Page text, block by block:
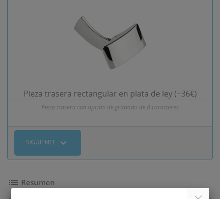
Pieza trasera rectangular en plata de ley (+36€)
Pieza trasera con opción de grabado de 8 caracteres
SIGUIENTE expand_more
list Resumen